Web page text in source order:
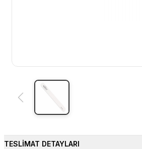
TESLİMAT DETAYLARI